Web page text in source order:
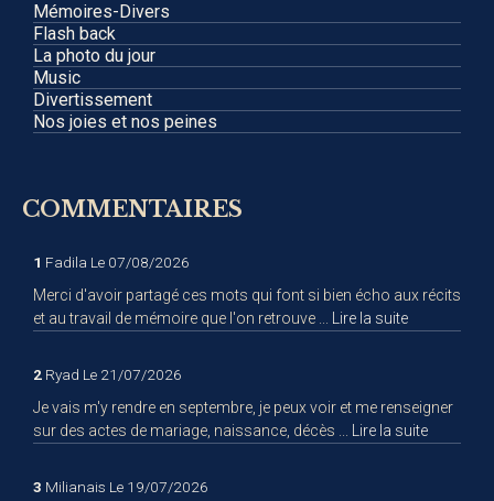
Mémoires-Divers
Flash back
La photo du jour
Music
Divertissement
Nos joies et nos peines
COMMENTAIRES
1 Fadila Le 07/08/2026
Merci d'avoir partagé ces mots qui font si bien écho aux récits
et au travail de mémoire que l'on retrouve ... Lire la suite
2 Ryad Le 21/07/2026
Je vais m'y rendre en septembre, je peux voir et me renseigner
sur des actes de mariage, naissance, décès ... Lire la suite
3 Milianais Le 19/07/2026